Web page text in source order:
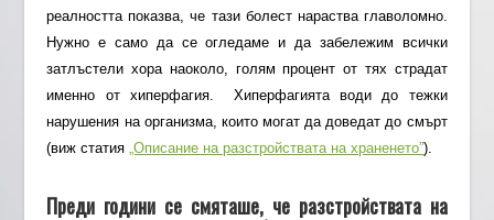
реалността показва, че тази болест нараства главоломно.
Нужно е само да се огледаме и да забележим всички
затлъстели хора наоколо, голям процент от тях страдат
именно от хиперфагия. Хиперфагията води до тежки
нарушения на организма, които могат да доведат до смърт
(виж статия„Описание на разстройствата на храненето”).
Преди години се смяташе, че разстройствата на